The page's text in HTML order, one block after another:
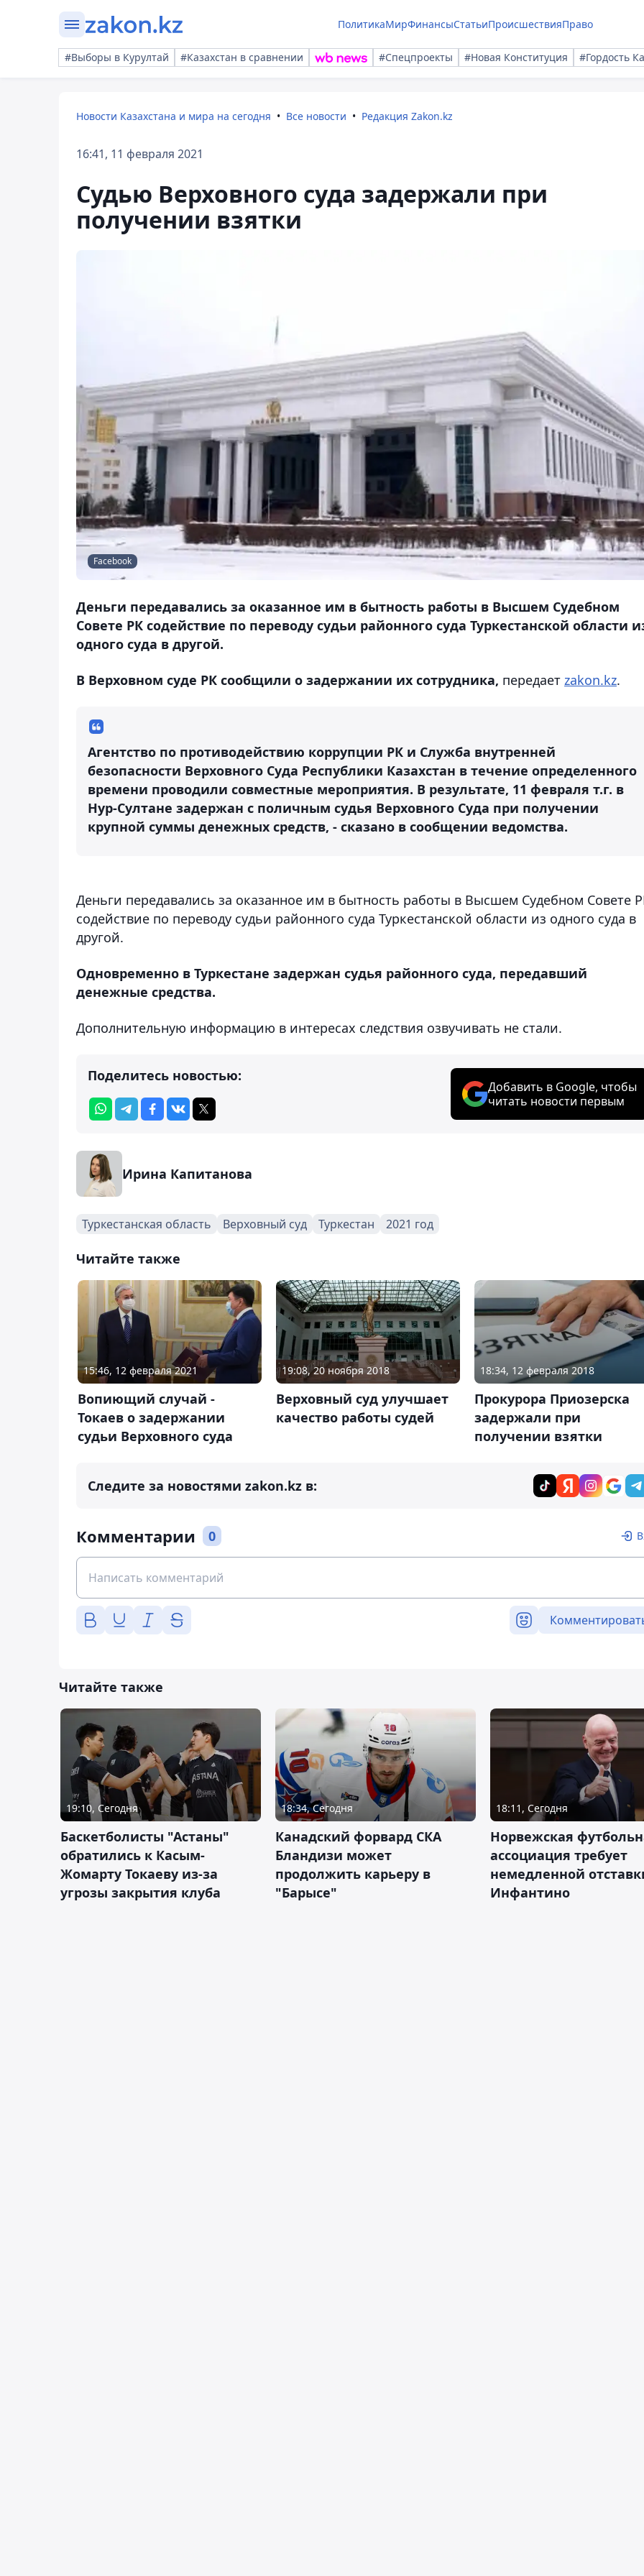
ПолитикаМирФинансыСтатьиПроисшествияПраво
#Выборы в Курултай #Казахстан в сравнении #Спецпроекты #Новая Конституция #Гордость
Новости Казахстана и мира на сегодня Все новости Редакция Zakon.kz
16:41, 11 февраля 2021
Судью Верховного суда задержали при
получении взятки
Facebook
Деньги передавались за оказанное им в бытность работы в Высшем Судебном
Совете РК содействие по переводу судьи районного суда Туркестанской области
одного суда в другой.
В Верховном суде РК сообщили о задержании их сотрудника, передает zakon.kz.
Агентство по противодействию коррупции РК и Служба внутренней
безопасности Верховного Суда Республики Казахстан в течение определенного
времени проводили совместные мероприятия. В результате, 11 февраля т.г. в
Нур-Султане задержан с поличным судья Верховного Суда при получении
крупной суммы денежных средств, - сказано в сообщении ведомства.
Деньги передавались за оказанное им в бытность работы в Высшем Судебном Совете
содействие по переводу судьи районного суда Туркестанской области из одного суда в
другой.
Одновременно в Туркестане задержан судья районного суда, передавший
денежные средства.
Дополнительную информацию в интересах следствия озвучивать не стали.
Поделитесь новостью:
Добавить в Google, чтобы
читать новости первым
Ирина Капитанова
Туркестанская область Верховный суд Туркестан 2021 год
Читайте также
15:46, 12 февраля 2021
Вопиющий случай -
Токаев о задержании
судьи Верховного суда
19:08, 20 ноября 2018
Верховный суд улучшает
качество работы судей
18:34, 12 февраля 2018
Прокурора Приозерска
задержали при
получении взятки
Следите за новостями zakon.kz в:
Комментарии 0
Читайте также
19:10, Сегодня
Баскетболисты "Астаны"
обратились к Касым-
Жомарту Токаеву из-за
угрозы закрытия клуба
18:34, Сегодня
Канадский форвард СКА
Бландизи может
продолжить карьеру в
"Барысе"
18:11, Сегодня
Норвежская
ассоциация требует
немедленной
Инфантино